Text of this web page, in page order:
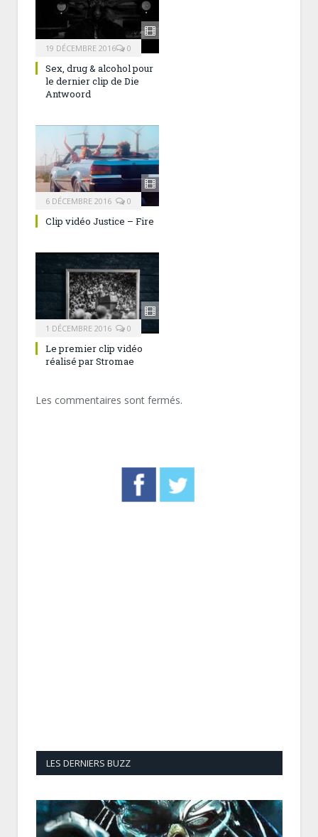
19 DÉCEMBRE 2016 0
Sex, drug & alcohol pour
le dernier clip de Die
Antwoord
6 DÉCEMBRE 2016 0
Clip vidéo Justice – Fire
1 DÉCEMBRE 2016 0
Le premier clip vidéo
réalisé par Stromae
Les commentaires sont fermés.
LES DERNIERS BUZZ